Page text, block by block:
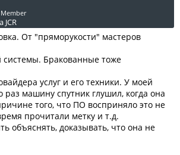
JCR
От "пряморукости" мастеров
системы. Бракованные тоже
услуг и его техники. У моей
раз машину спутник глушил, когда она
того, что ПО восприняло это не
прочитали метку и т.д.
объяснять, доказывать, что она не